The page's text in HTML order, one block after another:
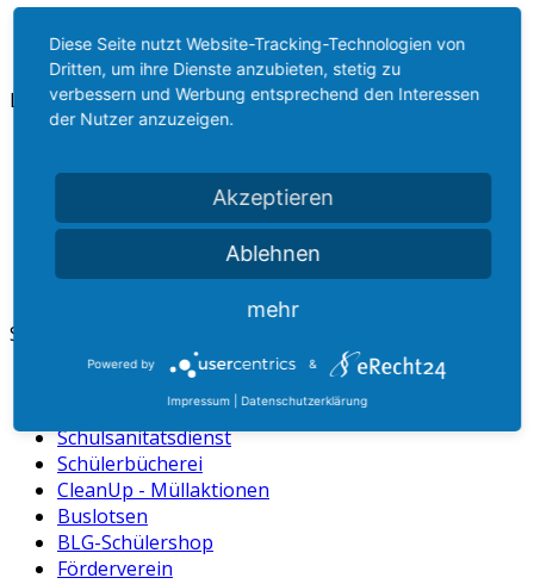
Lernen
Abschlüsse
Methoden
Digitale Ausstattung
Handyordnung
Schulleben
Schülervertretung
Schulsanitätsdienst
Schülerbücherei
CleanUp - Müllaktionen
Buslotsen
BLG-Schülershop
Förderverein
Diese Seite nutzt Website-Tracking-Technologien von
Dritten, um ihre Dienste anzubieten, stetig zu
verbessern und Werbung entsprechend den Interessen
der Nutzer anzuzeigen.
Akzeptieren
Ablehnen
mehr
Powered by &
Impressum Datenschutzerklärung